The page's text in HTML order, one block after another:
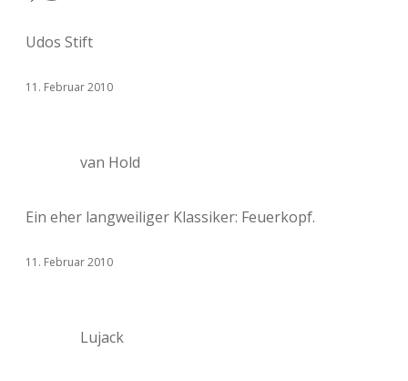
Udos Stift
11. Februar 2010
van Hold
Ein eher langweiliger Klassiker: Feuerkopf.
11. Februar 2010
Lujack